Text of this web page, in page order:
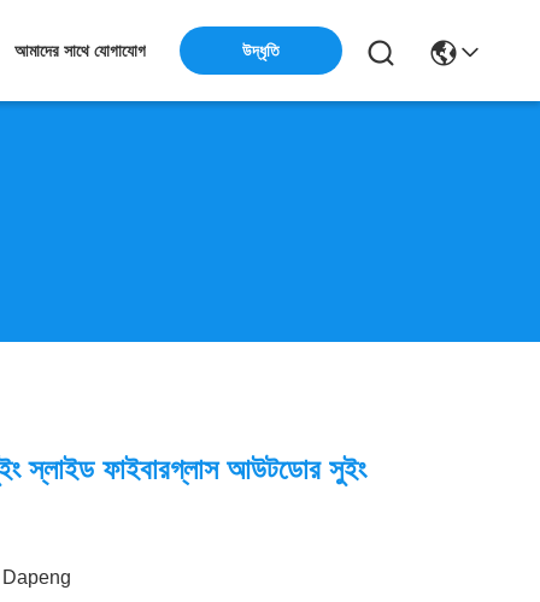
আমাদের সাথে যোগাযোগ উদ্ধৃতি
স্লাইড ফাইবারগ্লাস আউটডোর সুইং
Dapeng